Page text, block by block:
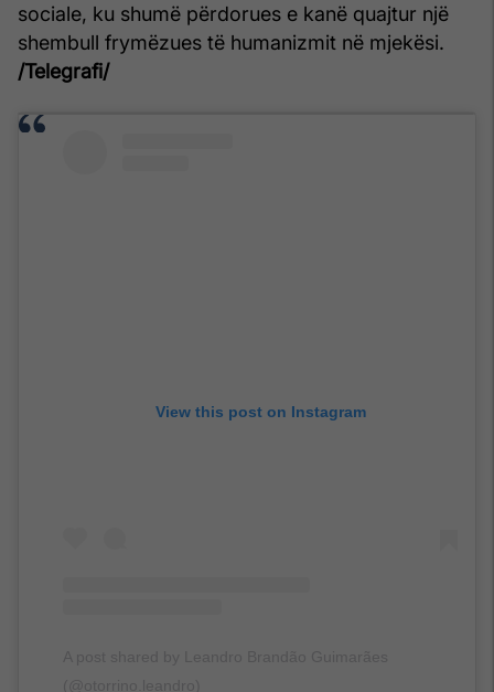
sociale, ku shumë përdorues e kanë quajtur një
shembull frymëzues të humanizmit në mjekësi.
/Telegrafi/
View this post on Instagram